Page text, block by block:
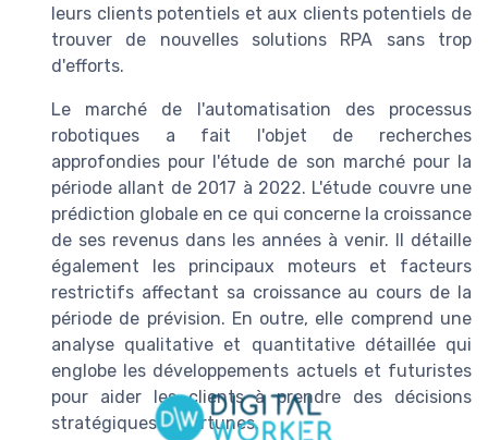
leurs clients potentiels et aux clients potentiels de
trouver de nouvelles solutions RPA sans trop
d'efforts.
Le marché de l'automatisation des processus
robotiques a fait l'objet de recherches
approfondies pour l'étude de son marché pour la
période allant de 2017 à 2022. L'étude couvre une
prédiction globale en ce qui concerne la croissance
de ses revenus dans les années à venir. Il détaille
également les principaux moteurs et facteurs
restrictifs affectant sa croissance au cours de la
période de prévision. En outre, elle comprend une
analyse qualitative et quantitative détaillée qui
englobe les développements actuels et futuristes
pour aider les clients à prendre des décisions
stratégiques opportunes.